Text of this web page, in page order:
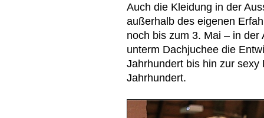
Auch die Kleidung in der
außerhalb des eigenen
noch bis zum 3. Mai – in
unterm Dachjuchee die
Jahrhundert bis hin zur
Jahrhundert.